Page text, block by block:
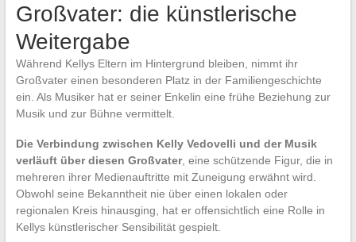
Großvater: die künstlerische
Weitergabe
Während Kellys Eltern im Hintergrund bleiben, nimmt ihr
Großvater einen besonderen Platz in der Familiengeschichte
ein. Als Musiker hat er seiner Enkelin eine frühe Beziehung zur
Musik und zur Bühne vermittelt.
Die Verbindung zwischen Kelly Vedovelli und der Musik
verläuft über diesen Großvater, eine schützende Figur, die in
mehreren ihrer Medienauftritte mit Zuneigung erwähnt wird.
Obwohl seine Bekanntheit nie über einen lokalen oder
regionalen Kreis hinausging, hat er offensichtlich eine Rolle in
Kellys künstlerischer Sensibilität gespielt.